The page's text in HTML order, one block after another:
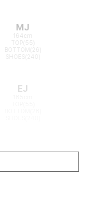
MJ
164cm
TOP(55)
BOTTOM(26)
EJ